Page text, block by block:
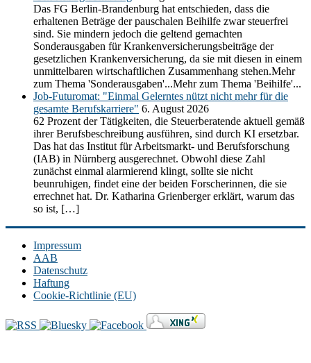
Das FG Berlin-Brandenburg hat entschieden, dass die
erhaltenen Beträge der pauschalen Beihilfe zwar steuerfrei
sind. Sie mindern jedoch die geltend gemachten
Sonderausgaben für Krankenversicherungsbeiträge der
gesetzlichen Krankenversicherung, da sie mit diesen in einem
unmittelbaren wirtschaftlichen Zusammenhang stehen.Mehr
zum Thema 'Sonderausgaben'...Mehr zum Thema 'Beihilfe'...
Job-Futuromat: "Einmal Gelerntes nützt nicht mehr für die
gesamte Berufskarriere" 6. August 2026
62 Prozent der Tätigkeiten, die Steuerberatende aktuell gemäß
ihrer Berufsbeschreibung ausführen, sind durch KI ersetzbar.
Das hat das Institut für Arbeitsmarkt- und Berufsforschung
(IAB) in Nürnberg ausgerechnet. Obwohl diese Zahl
zunächst einmal alarmierend klingt, sollte sie nicht
beunruhigen, findet eine der beiden Forscherinnen, die sie
errechnet hat. Dr. Katharina Grienberger erklärt, warum das
so ist, […]
Impressum
AAB
Datenschutz
Haftung
Cookie-Richtlinie (EU)